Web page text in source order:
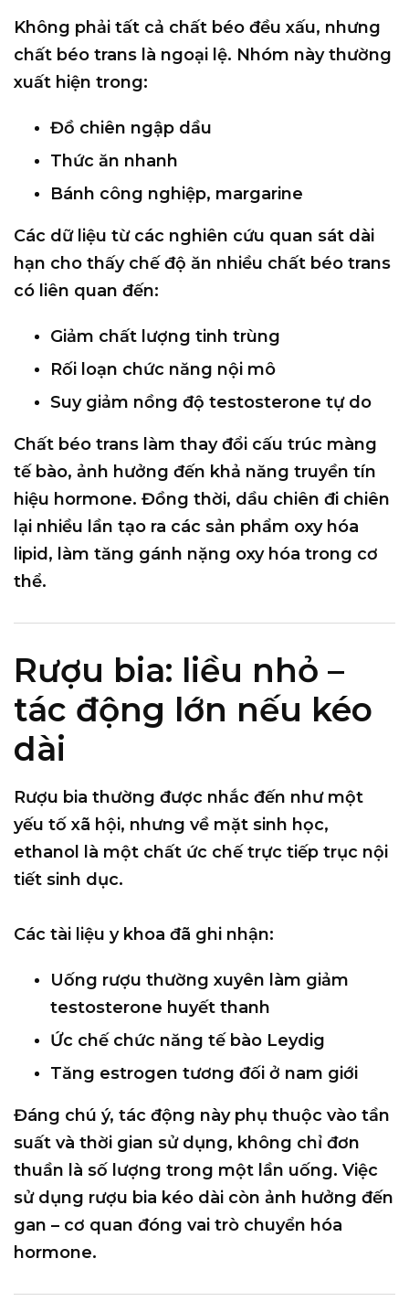
Không phải tất cả chất béo đều xấu, nhưng
chất béo trans là ngoại lệ. Nhóm này thường
xuất hiện trong:
Đồ chiên ngập dầu
Thức ăn nhanh
Bánh công nghiệp, margarine
Các dữ liệu từ các nghiên cứu quan sát dài
hạn cho thấy chế độ ăn nhiều chất béo trans
có liên quan đến:
Giảm chất lượng tinh trùng
Rối loạn chức năng nội mô
Suy giảm nồng độ testosterone tự do
Chất béo trans làm thay đổi cấu trúc màng
tế bào, ảnh hưởng đến khả năng truyền tín
hiệu hormone. Đồng thời, dầu chiên đi chiên
lại nhiều lần tạo ra các sản phẩm oxy hóa
lipid, làm tăng gánh nặng oxy hóa trong cơ
thể.
Rượu bia: liều nhỏ –
tác động lớn nếu kéo
dài
Rượu bia thường được nhắc đến như một
yếu tố xã hội, nhưng về mặt sinh học,
ethanol là một chất ức chế trực tiếp trục nội
tiết sinh dục.
Các tài liệu y khoa đã ghi nhận:
Uống rượu thường xuyên làm giảm
testosterone huyết thanh
Ức chế chức năng tế bào Leydig
Tăng estrogen tương đối ở nam giới
Đáng chú ý, tác động này phụ thuộc vào tần
suất và thời gian sử dụng, không chỉ đơn
thuần là số lượng trong một lần uống. Việc
sử dụng rượu bia kéo dài còn ảnh hưởng đến
gan – cơ quan đóng vai trò chuyển hóa
hormone.